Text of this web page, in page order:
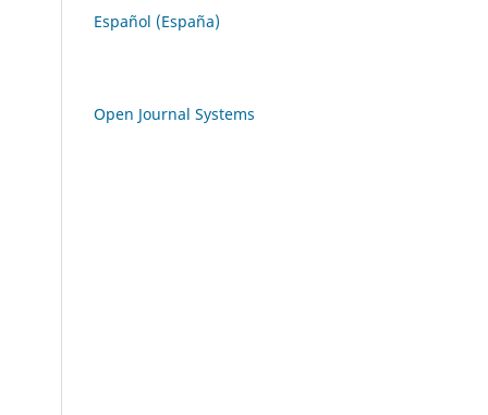
Español (España)
Open Journal Systems